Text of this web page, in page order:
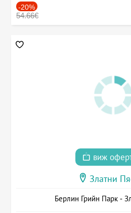
-20%
54.66€
виж
Златни
Берлин Грийн Парк -